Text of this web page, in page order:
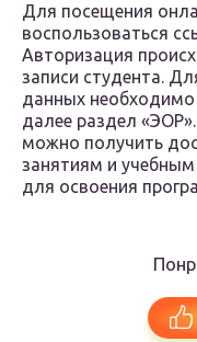
Для посещения
воспользоваться
Авторизация
записи студента.
данных необходимо
далее раздел
можно получить
занятиям и
для освоения